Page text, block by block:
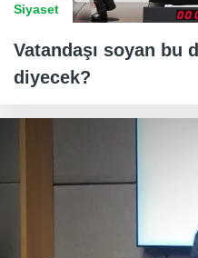
Siyaset
Vatandaşı soyan bu
diyecek?